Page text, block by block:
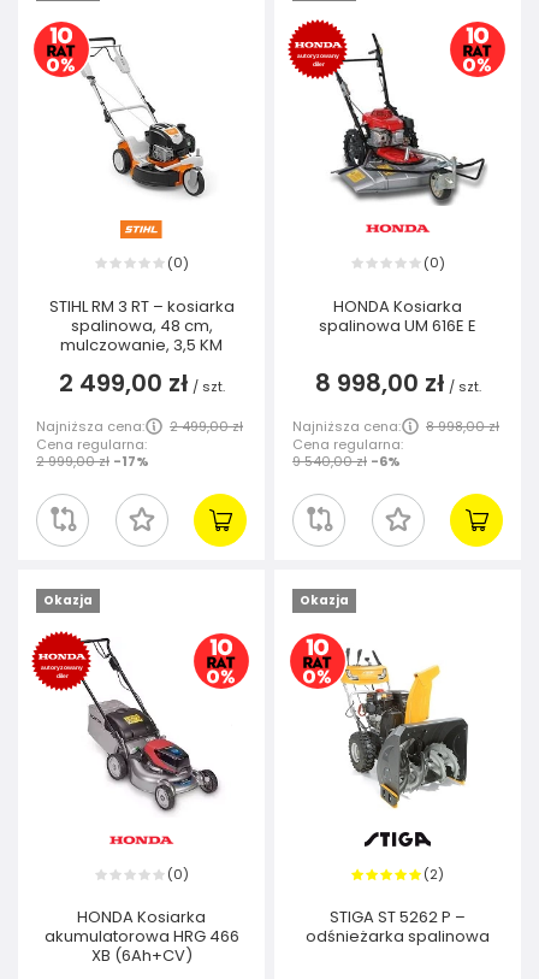
(0)
STIHL RM 3 RT – kosiarka
spalinowa, 48 cm,
mulczowanie, 3,5 KM
2 499,00 zł / szt.
Najniższa cena:
2 499,00 zł
Cena regularna:
2 999,00 zł -17%
(0)
HONDA Kosiarka
spalinowa UM 616E E
8 998,00 zł / szt.
Najniższa cena:
8 998,00 zł
Cena regularna:
9 540,00 zł -6%
Okazja
(0)
HONDA Kosiarka
akumulatorowa HRG 466
XB (6Ah+CV)
Okazja
(2)
STIGA ST 5262 P –
odśnieżarka spalinowa